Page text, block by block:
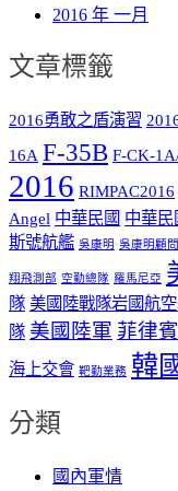
2016 年 一月
文章標籤
2016勇敢之盾演習
16A F-35B F-CK-
2016 RIMPAC2016
Angel 中華民國 中華
斯號航艦 吳康明 吳康明顧問
翔飛測部 空勤總隊 羅馬尼亞
隊 美國陸戰隊岩國航
隊 美國陸軍 菲律
海上交會 靶勤業務 韓
分類
國內軍情